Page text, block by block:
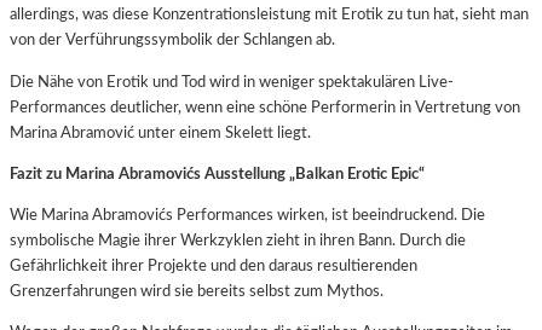
allerdings, was diese Konzentrationsleistung mit Erotik zu tun hat, sieht man
von der Verführungssymbolik der Schlangen ab.
Die Nähe von Erotik und Tod wird in weniger spektakulären Live-
Performances deutlicher, wenn eine schöne Performerin in Vertretung von
Marina Abramović unter einem Skelett liegt.
Fazit zu Marina Abramovićs Ausstellung „Balkan Erotic Epic“
Wie Marina Abramovićs Performances wirken, ist beeindruckend. Die
symbolische Magie ihrer Werkzyklen zieht in ihren Bann. Durch die
Gefährlichkeit ihrer Projekte und den daraus resultierenden
Grenzerfahrungen wird sie bereits selbst zum Mythos.